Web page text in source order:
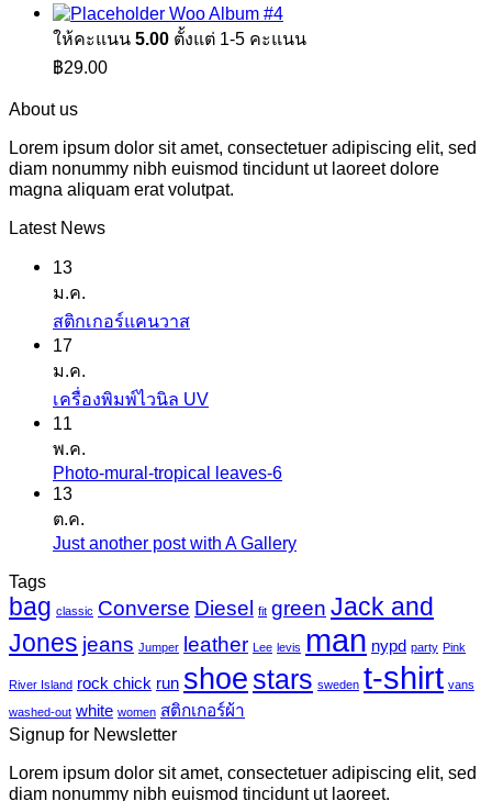
Woo Album #4
ให้คะแนน 5.00 ตั้งแต่ 1-5 คะแนน
฿29.00
About us
Lorem ipsum dolor sit amet, consectetuer adipiscing elit, sed
diam nonummy nibh euismod tincidunt ut laoreet dolore
magna aliquam erat volutpat.
Latest News
13
ม.ค.
สติกเกอร์แคนวาสไม่มี
บน
นวาส
17
ม.ค.
เครื่องพิมพ์ไวนิล UVไม่มี
บน
ไว
11
พ.ค.
Photo-mural-tropical leaves-6ไม่มี
mural-
tropical
leaves-
13
ต.ค.
Just another post with A Galleryไม่มี
เห็น
บน
Just
another
post
Tags
bag classic Converse Diesel fit green Jack and
Jones jeans Jumper leather Lee levis man nypd party Pink
River Island rock chick run shoe stars sweden t-shirt vans
washed-out white women สติกเกอร์ผ้า
Signup for Newsletter
Lorem ipsum dolor sit amet, consectetuer adipiscing elit, sed
diam nonummy nibh euismod tincidunt ut laoreet.